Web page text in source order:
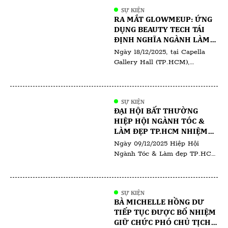
SỰ KIỆN
RA MẮT GLOWMEUP: ỨNG
DỤNG BEAUTY TECH TÁI
ĐỊNH NGHĨA NGÀNH LÀM
ĐẸP TẠI VIỆT NAM
Ngày 18/12/2025, tại Capella
Gallery Hall (TP.HCM),
quan trọng trong việc ứng
dụng công nghệ vào ngành làm
đẹp và chăm sóc sức khỏe tại
Việt Nam. Sự kiện quy tụ các
doanh nghiệp làm đẹp, đối tác
[…]
SỰ KIỆN
ĐẠI HỘI BẤT THƯỜNG
HIỆP HỘI NGÀNH TÓC &
LÀM ĐẸP TP.HCM NHIỆM
KỲ I (2025–2030)
Ngày 09/12/2025 Hiệp Hội
Ngành Tóc & Làm đẹp TP.HCM
của đông đảo hội viên, các
chuyên gia trong ngành cùng
đại diện salon, học viện đào tạo
và doanh nghiệp hoạt động
SỰ KIỆN
BÀ MICHELLE HỒNG DƯ
TIẾP TỤC ĐƯỢC BỔ NHIỆM
GIỮ CHỨC PHÓ CHỦ TỊCH